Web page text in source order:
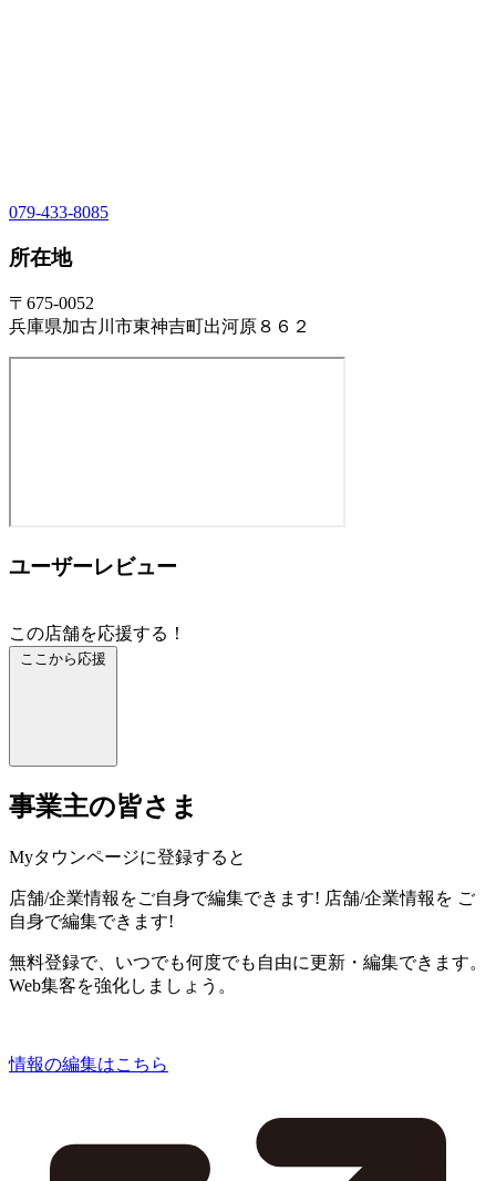
079-433-8085
所在地
〒675-0052
兵庫県加古川市東神吉町出河原８６２
ユーザーレビュー
この店舗を応援する！
ここから応援
事業主の皆さま
Myタウンページに登録すると
店舗/企業情報をご自身で編集できます! 店舗/企業情報を ご
自身で編集できます!
無料登録で、いつでも何度でも自由に更新・編集できます。
Web集客を強化しましょう。
情報の編集はこちら